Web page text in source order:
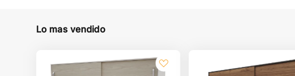
Lo mas vendido